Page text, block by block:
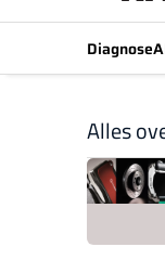
Diagnose
Alles